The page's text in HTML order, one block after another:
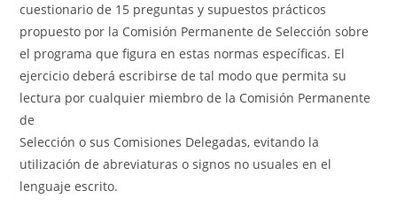
cuestionario de 15 preguntas y supuestos prácticos
propuesto por la Comisión Permanente de Selección sobre
el programa que figura en estas normas específicas. El
ejercicio deberá escribirse de tal modo que permita su
lectura por cualquier miembro de la Comisión Permanente
de
Selección o sus Comisiones Delegadas, evitando la
utilización de abreviaturas o signos no usuales en el
lenguaje escrito.